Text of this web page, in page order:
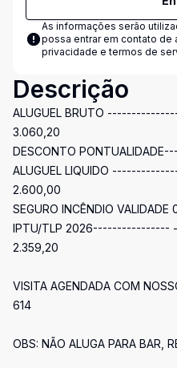
As informações serão
possa entrar em contato de
privacidade e termos de
Descrição
ALUGUEL BRUTO
3.060,20
DESCONTO
ALUGUEL LIQUIDO
2.600,00
SEGURO INCÊNDIO
IPTU/TLP
2.359,20
VISITA AGENDADA COM
614
OBS: NÃO ALUGA PARA BAR,